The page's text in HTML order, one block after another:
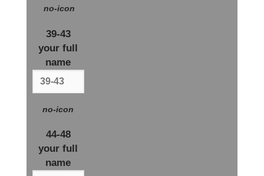
no-icon
39-43
your full
name
no-icon
44-48
your full
name